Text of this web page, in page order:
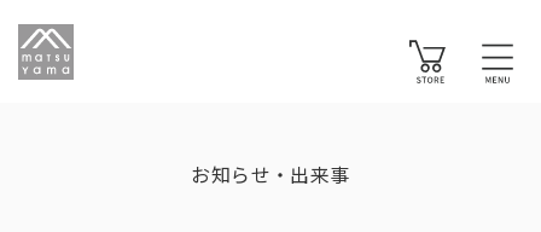
お知らせ・出来事